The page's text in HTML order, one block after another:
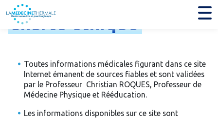
Charte
Toutes informations médicales figurant dans ce site
Internet émanent de sources fiables et sont validées
par le Professeur Christian ROQUES, Professeur de
Médecine Physique et Rééducation.
Les informations disponibles sur ce site sont